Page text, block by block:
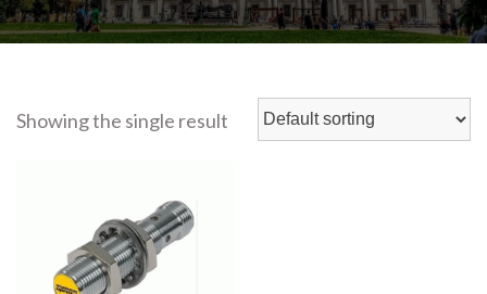
Showing the single result